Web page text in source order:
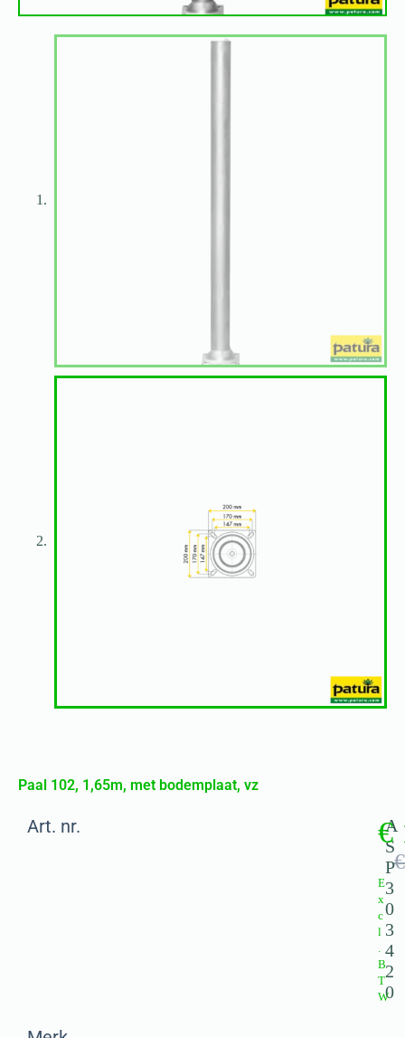
Paal 102, 1,65m, met bodemplaat, vz
Art. nr.
A
S
P
3
0
3
4
2
0
€
€
E
x
c
l
.
B
T
W